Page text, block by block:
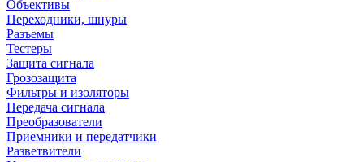
Объективы
Переходники, шнуры
Разъемы
Тестеры
Защита сигнала
Грозозащита
Фильтры и изоляторы
Передача сигнала
Преобразователи
Приемники и передатчики
Разветвители